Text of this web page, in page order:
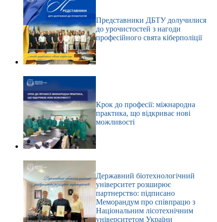
Представники ДБТУ долучилися
до урочистостей з нагоди
професійного свята кіберполіції
Крок до професії: міжнародна
практика, що відкриває нові
можливості
Державний біотехнологічний
університет розширює
партнерство: підписано
Меморандум про співпрацю з
Національним лісотехнічним
університетом України